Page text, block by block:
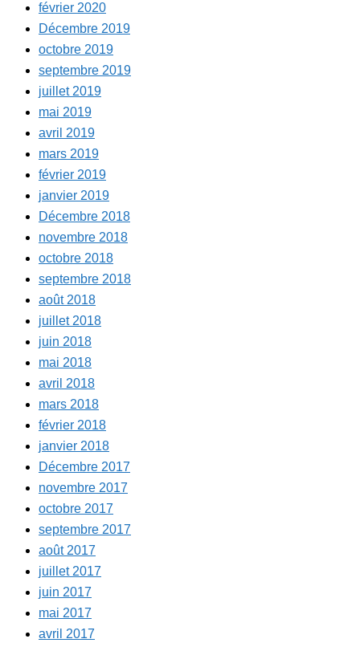
février 2020
Décembre 2019
octobre 2019
septembre 2019
juillet 2019
mai 2019
avril 2019
mars 2019
février 2019
janvier 2019
Décembre 2018
novembre 2018
octobre 2018
septembre 2018
août 2018
juillet 2018
juin 2018
mai 2018
avril 2018
mars 2018
février 2018
janvier 2018
Décembre 2017
novembre 2017
octobre 2017
septembre 2017
août 2017
juillet 2017
juin 2017
mai 2017
avril 2017